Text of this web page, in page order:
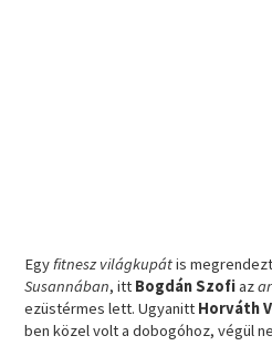
Egyfitnesz világkupátis
Susannában, itt Bogdán Szofiaz
ezüstérmes lett. Ugyanitt Horváth
ben közel volt a dobogóhoz, végül